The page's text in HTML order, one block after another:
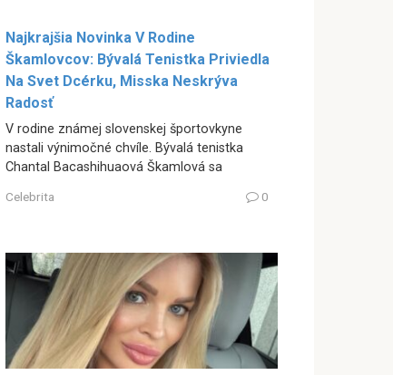
Najkrajšia Novinka V Rodine
Škamlovcov: Bývalá Tenistka Priviedla
Na Svet Dcérku, Misska Neskrýva
Radosť
V rodine známej slovenskej športovkyne
nastali výnimočné chvíle. Bývalá tenistka
Chantal Bacashihuaová Škamlová sa
Celebrita 0